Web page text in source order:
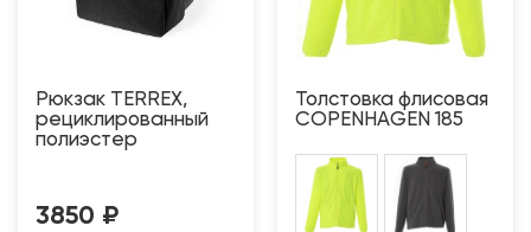
Рюкзак TERREX,
рециклированный
полиэстер
3850 ₽
Толстовка флисовая
COPENHAGEN 185